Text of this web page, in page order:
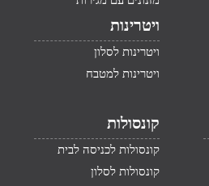
ויטרינות
ויטרינות לסלון
ויטרינות למטבח
קונסולות
קונסולות לכניסה לבית
קונסולות לסלון